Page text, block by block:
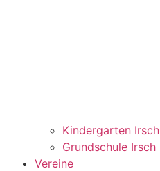
Kindergarten Irsch
Grundschule Irsch
Vereine